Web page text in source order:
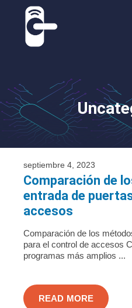
Saltar
contenido
septiembre 4, 2023
Comparación de
entrada de
accesos
Comparación de los
para el control de accesos
programas más amplios ...
READ MORE